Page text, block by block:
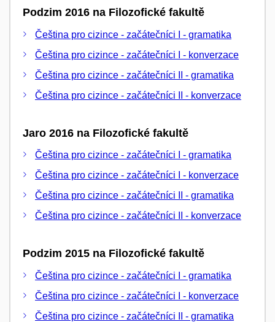
Podzim 2016 na Filozofické fakultě
Čeština pro cizince - začátečníci I - gramatika
Čeština pro cizince - začátečníci I - konverzace
Čeština pro cizince - začátečníci II - gramatika
Čeština pro cizince - začátečníci II - konverzace
Jaro 2016 na Filozofické fakultě
Čeština pro cizince - začátečníci I - gramatika
Čeština pro cizince - začátečníci I - konverzace
Čeština pro cizince - začátečníci II - gramatika
Čeština pro cizince - začátečníci II - konverzace
Podzim 2015 na Filozofické fakultě
Čeština pro cizince - začátečníci I - gramatika
Čeština pro cizince - začátečníci I - konverzace
Čeština pro cizince - začátečníci II - gramatika